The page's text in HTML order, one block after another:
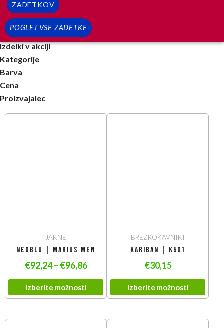
ZADETKOV
POGLEJ VSE ZADETKE
Izdelki v akciji
Kategorije
Barva
Cena
Proizvajalec
JAKNE
NEOBLU | Marius Men
€92,24– €96,86
Izberite možnosti
BREZROKAVNIKI
Kariban | K501
€30,15
Izberite možnosti